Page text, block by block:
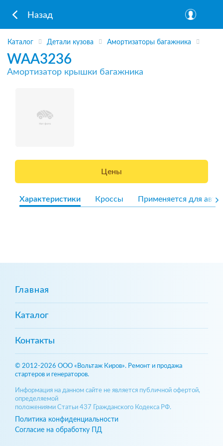
Назад
Каталог Детали кузова Амортизаторы багажника
WAA3236
Амортизатор крышки багажника
Цены
Характеристики Кроссы Применяется для авто
Главная
Каталог
Контакты
© 2012-2026 ООО «Вольтаж Киров». Ремонт и продажа
стартеров и генераторов.
Информация на данном сайте не является публичной офертой,
определяемой
положениями Статьи 437 Гражданского Кодекса РФ.
Политика конфиденциальности
Согласие на обработку ПД